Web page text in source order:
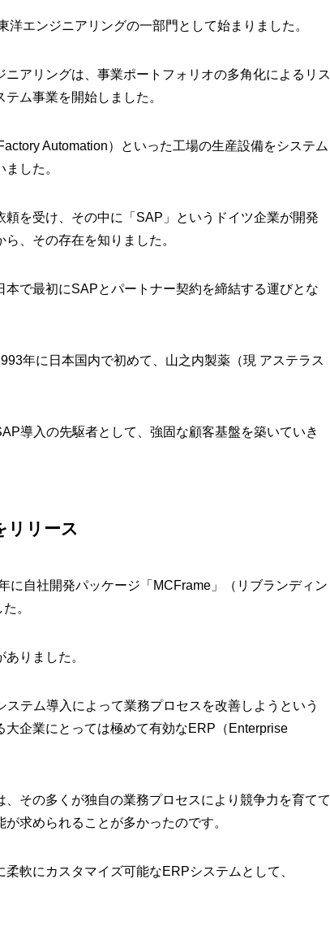
エンジニアリングの一部門として始まりました。
アリングは、事業ポートフォリオの多角化によるリス
ム事業を開始しました。
Automation）といった工場の生産設備をシステム
した。
を受け、その中に「SAP」というドイツ企業が開発
、その存在を知りました。
で最初にSAPとパートナー契約を締結する運びとな
年に日本国内で初めて、山之内製薬（現 アステラス
導入の先駆者として、強固な顧客基盤を築いていき
リリース
に自社開発パッケージ「MCFrame」（リブランディン
。
りました。
テム導入によって業務プロセスを改善しようという
企業にとっては極めて有効なERP（Enterprise
その多くが独自の業務プロセスにより競争力を育てて
求められることが多かったのです。
軟にカスタマイズ可能なERPシステムとして、